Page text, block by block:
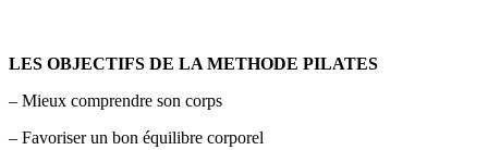
LES OBJECTIFS DE LA METHODE PILATES
– Mieux comprendre son corps
– Favoriser un bon équilibre corporel